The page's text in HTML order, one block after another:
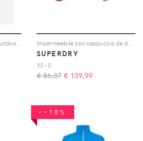
SUPERDRY
XS - S
€ 86,37 € 139,99
--18%